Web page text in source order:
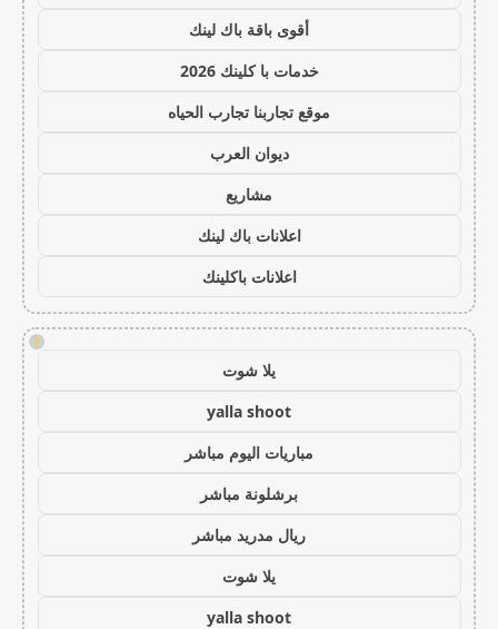
أقوى باقة باك لينك
خدمات با كلينك 2026
موقع تجاربنا تجارب الحياه
ديوان العرب
مشاريع
اعلانات باك لينك
اعلانات باكلينك
!
يلا شوت
yalla shoot
مباريات اليوم مباشر
برشلونة مباشر
ريال مدريد مباشر
يلا شوت
yalla shoot